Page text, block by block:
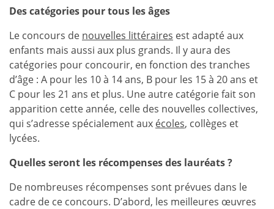
Des catégories pour tous les âges
Le concours de nouvelles littéraires est adapté aux
enfants mais aussi aux plus grands. Il y aura des
catégories pour concourir, en fonction des tranches
d’âge : A pour les 10 à 14 ans, B pour les 15 à 20 ans et
C pour les 21 ans et plus. Une autre catégorie fait son
apparition cette année, celle des nouvelles collectives,
qui s’adresse spécialement aux écoles, collèges et
lycées.
Quelles seront les récompenses des lauréats ?
De nombreuses récompenses sont prévues dans le
cadre de ce concours. D’abord, les meilleures œuvres